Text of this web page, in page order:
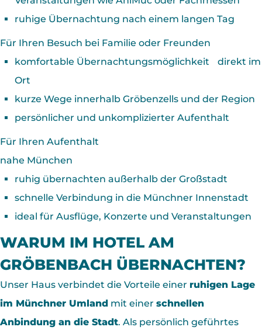
ruhige Übernachtung nach einem langen Tag
Für Ihren Besuch bei Familie oder Freunden
komfortable Übernachtungsmöglichkeit direkt im
Ort
kurze Wege innerhalb Gröbenzells und der Region
persönlicher und unkomplizierter Aufenthalt
Für Ihren Aufenthalt
nahe München
ruhig übernachten außerhalb der Großstadt
schnelle Verbindung in die Münchner Innenstadt
ideal für Ausflüge, Konzerte und Veranstaltungen
WARUM IM HOTEL AM
GRÖBENBACH ÜBERNACHTEN?
Unser Haus verbindet die Vorteile einer ruhigen Lage
im Münchner Umland mit einer schnellen
Anbindung an die Stadt. Als persönlich geführtes